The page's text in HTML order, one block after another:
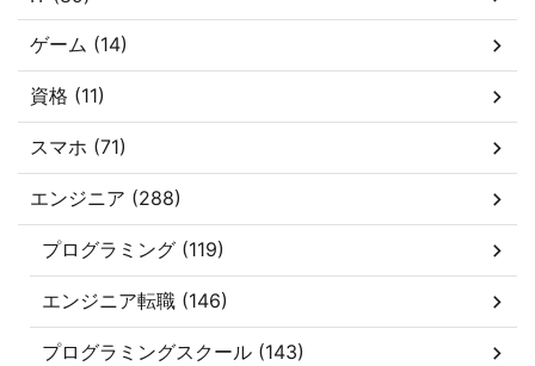
ゲーム (14)
資格 (11)
スマホ (71)
エンジニア (288)
プログラミング (119)
エンジニア転職 (146)
プログラミングスクール (143)